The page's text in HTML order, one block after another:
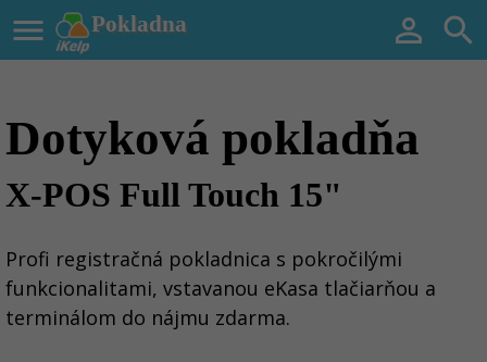
Pokladna
  
Dotyková pokladňa
X-POS Full Touch 15"
Profi registračná pokladnica s pokročilými
funkcionalitami, vstavanou eKasa tlačiarňou a
terminálom do nájmu zdarma.